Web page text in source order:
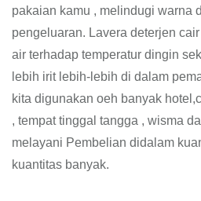
pakaian kamu , melindugi warna
pengeluaran. Lavera deterjen
air terhadap temperatur dingin
lebih irit lebih-lebih di dalam
kita digunakan oeh banyak
, tempat tinggal tangga , wisma
melayani Pembelian didalam
kuantitas banyak.